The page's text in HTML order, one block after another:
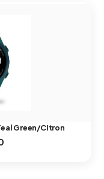
Green/Citron